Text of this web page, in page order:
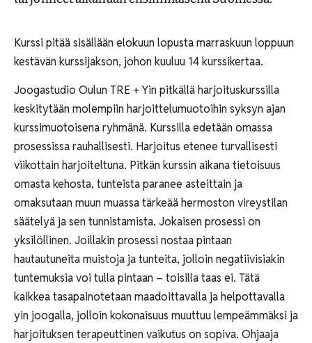
Kurssi pitää sisällään elokuun lopusta marraskuun loppuun
kestävän kurssijakson, johon kuuluu 14 kurssikertaa.
Joogastudio Oulun TRE + Yin pitkällä harjoituskurssilla
keskitytään molempiin harjoittelumuotoihin syksyn ajan
kurssimuotoisena ryhmänä. Kurssilla edetään omassa
prosessissa rauhallisesti. Harjoitus etenee turvallisesti
viikottain harjoiteltuna. Pitkän kurssin aikana tietoisuus
omasta kehosta, tunteista paranee asteittain ja
omaksutaan muun muassa tärkeää hermoston vireystilan
säätelyä ja sen tunnistamista. Jokaisen prosessi on
yksilöllinen. Joillakin prosessi nostaa pintaan
hautautuneita muistoja ja tunteita, jolloin negatiivisiakin
tuntemuksia voi tulla pintaan – toisilla taas ei. Tätä
kaikkea tasapainotetaan maadoittavalla ja helpottavalla
yin joogalla, jolloin kokonaisuus muuttuu lempeämmäksi ja
harjoituksen terapeuttinen vaikutus on sopiva. Ohjaaja